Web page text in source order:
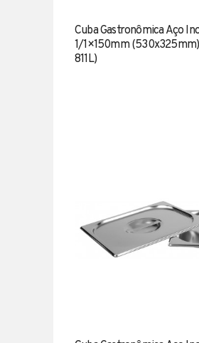
Cuba Gastronômica Aço
1/1×150mm
811L)